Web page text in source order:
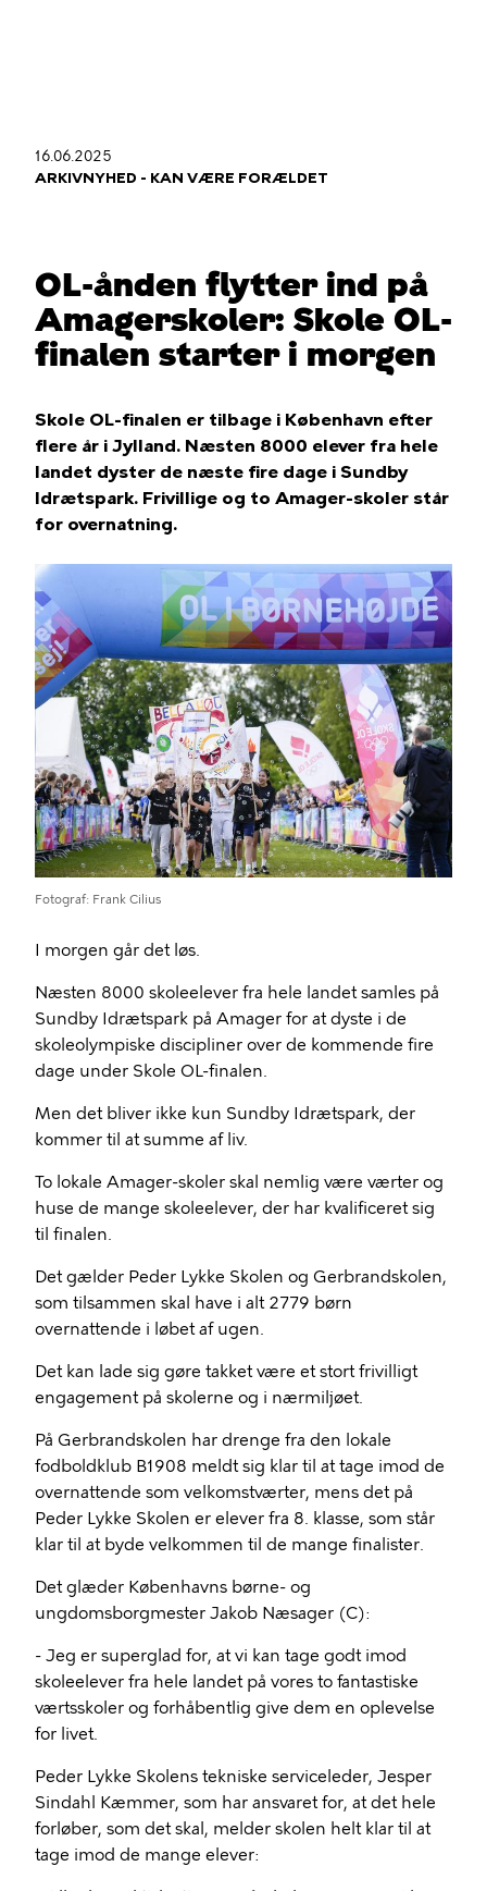
Du
16.06.2025
ARKIVNYHED - KAN VÆRE FORÆLDET
OL-ånden flytter ind på
Amagerskoler: Skole OL-
finalen starter i morgen
Skole OL-finalen er tilbage i København efter
flere år i Jylland. Næsten 8000 elever fra hele
landet dyster de næste fire dage i Sundby
Idrætspark. Frivillige og to Amager-skoler står
for overnatning.
Fotograf Frank Cilius
I morgen går det løs.
Næsten 8000 skoleelever fra hele landet samles på
Sundby Idrætspark på Amager for at dyste i de
skoleolympiske discipliner over de kommende fire
dage under Skole OL-finalen.
Men det bliver ikke kun Sundby Idrætspark, der
kommer til at summe af liv.
To lokale Amager-skoler skal nemlig være værter og
huse de mange skoleelever, der har kvalificeret sig
til finalen.
Det gælder Peder Lykke Skolen og Gerbrandskolen,
som tilsammen skal have i alt 2779 børn
overnattende i løbet af ugen.
Det kan lade sig gøre takket være et stort frivilligt
engagement på skolerne og i nærmiljøet.
På Gerbrandskolen har drenge fra den lokale
fodboldklub B1908 meldt sig klar til at tage imod de
overnattende som velkomstværter, mens det på
Peder Lykke Skolen er elever fra 8. klasse, som står
klar til at byde velkommen til de mange finalister.
Det glæder Københavns børne- og
ungdomsborgmester Jakob Næsager (C):
- Jeg er superglad for, at vi kan tage godt imod
skoleelever fra hele landet på vores to fantastiske
værtsskoler og forhåbentlig give dem en oplevelse
for livet.
Peder Lykke Skolens tekniske serviceleder, Jesper
Sindahl Kæmmer, som har ansvaret for, at det hele
forløber, som det skal, melder skolen helt klar til at
tage imod de mange elever: